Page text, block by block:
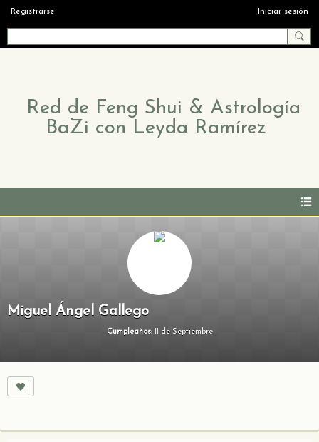
Registrarse Iniciar sesión
Red de Feng Shui & Astrología
BaZi con Leyda Ramírez
Miguel Ángel Gallego
Cumpleaños:11 de Septiembre